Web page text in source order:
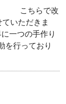
。 こちらで改
いただきま
一つの手作り
を行っており